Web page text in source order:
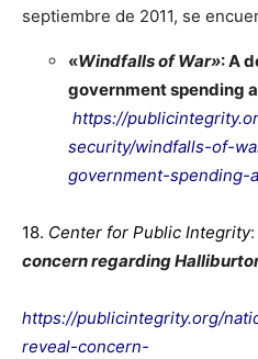
septiembre de 2011, se
«Windfalls of War»: A
government spending
https://
security/windfalls-of-
government-spending-
18. Center for Public Integrity:
concern regarding
https://publicintegrity.org/
reveal-concern-